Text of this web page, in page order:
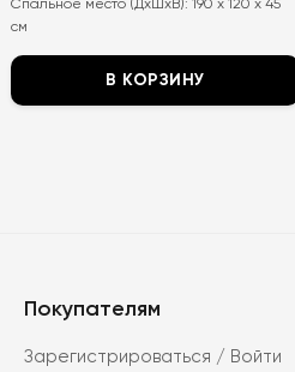
300
₽.
₽.
см
В КОРЗИНУ
можно
на
Покупателям
Зарегистрироваться / Войти